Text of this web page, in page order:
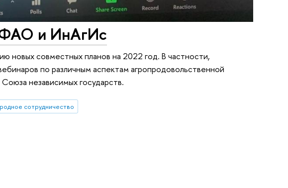
ФАО и ИнАгИс
новых совместных планов на 2022 год. В частности,
по различным аспектам агропродовольственной
независимых государств.
сотрудничество